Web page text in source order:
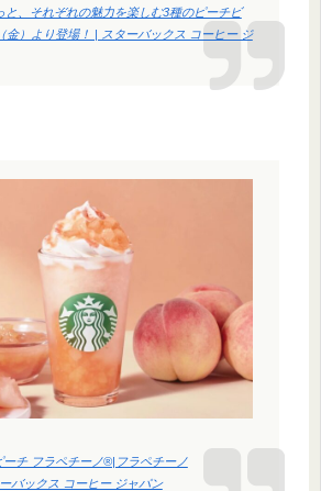
と、それぞれの魅力を楽しむ3種のピーチビ
金）より登場！ | スターバックス コーヒー ジ
チ フラペチーノ®|フラペチーノ
バックス コーヒー ジャパン